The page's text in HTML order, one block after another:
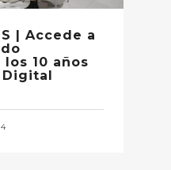
| Accede a
10 años
Digital